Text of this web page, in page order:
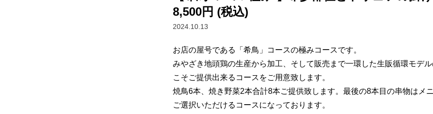
8,500円 (税込)
2024.10.13
お店の屋号である「希鳥」コースの極みコースです。
みやざき地頭鶏の生産から加工、そして販売まで一環した生販循環モデ
こそご提供出来るコースをご用意致します。
焼鳥6本、焼き野菜2本合計8本ご提供致します。最後の8本目の串物はメ
ご選択いただけるコースになっております。